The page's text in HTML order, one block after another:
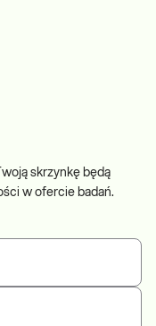
skrzynkę będą
w ofercie badań.